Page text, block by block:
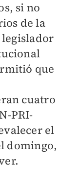
si no
de la
que
cuatro
PRI-
el
domingo,